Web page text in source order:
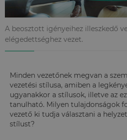
A beosztott igényeihez illeszkedő
elégedettséghez vezet.
Minden vezetőnek megvan a
vezetési stílusa, amiben a
ugyanakkor a stílusok, illetve az
tanulható. Milyen tulajdonságok
vezető ki tudja választani a
stílust?